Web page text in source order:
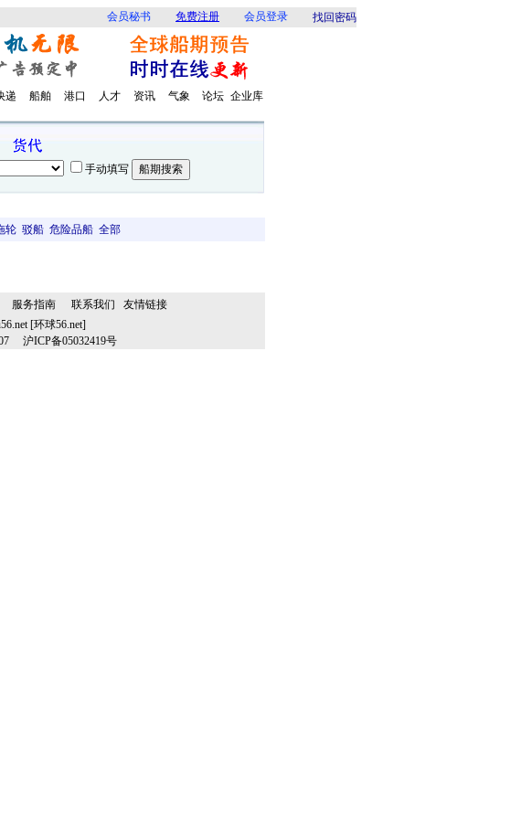
会员秘书 免费注册 会员登录 找回密码
递 船舶 港口 人才 资讯 气象 论坛 企业库
手动填写
轮 驳船 危险品船 全部
服务指南 联系我们
友情链接
[环球56.net]
沪ICP备05032419号